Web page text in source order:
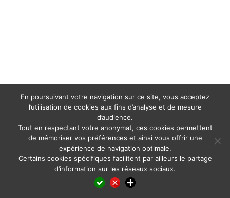
LinkedIn
X WhatsAppPinterest
En poursuivant votre navigation sur ce site, vous acceptez
l’utilisation de cookies aux fins d’analyse et de mesure
d’audience.
Tout en respectant votre anonymat, ces cookies permettent
de mémoriser vos préférences et ainsi vous offrir une
expérience de navigation optimale.
Certains cookies spécifiques facilitent par ailleurs le partage
d’information sur les réseaux sociaux.